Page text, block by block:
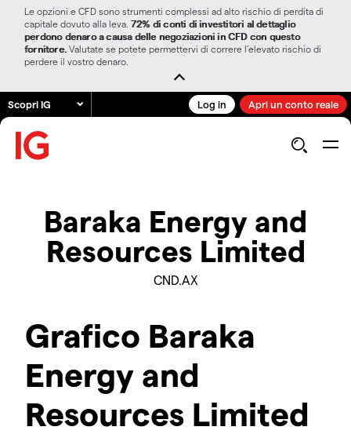
Le opzioni e CFD sono strumenti complessi ad alto rischio di perdita di
capitale dovuto alla leva. 72% di conti di investitori al dettaglio
perdono denaro a causa delle negoziazioni in CFD con questo
fornitore. Valutate se potete permettervi di correre l’elevato rischio di
perdere il vostro denaro.
Scopri IG Log in Apri un conto reale
Baraka Energy and
Resources Limited
CND.AX
Grafico Baraka
Energy and
Resources Limited